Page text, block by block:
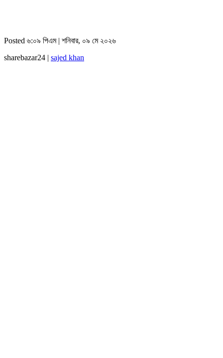
Posted ৬:০৯ পিএম | শনিবার, ০৯ মে ২০২৬
sharebazar24 | sajed khan